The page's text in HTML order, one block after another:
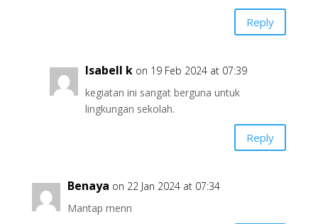
Reply
Isabell k on 19 Feb 2024 at 07:39
kegiatan ini sangat berguna untuk
lingkungan sekolah.
Reply
Benaya on 22 Jan 2024 at 07:34
Mantap menn